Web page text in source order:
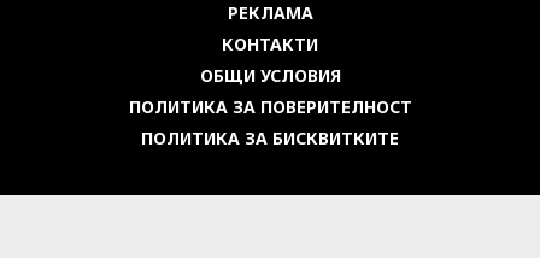
РЕКЛАМА
КОНТАКТИ
ОБЩИ УСЛОВИЯ
ПОЛИТИКА ЗА ПОВЕРИТЕЛНОСТ
ПОЛИТИКА ЗА БИСКВИТКИТЕ